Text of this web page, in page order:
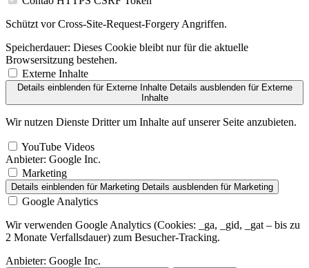
Schützt vor Cross-Site-Request-Forgery Angriffen.
Speicherdauer: Dieses Cookie bleibt nur für die aktuelle
Browsersitzung bestehen.
Externe Inhalte
Details einblendenfür Externe Inhalte Details ausblendenfür Externe
Inhalte
Wir nutzen Dienste Dritter um Inhalte auf unserer Seite anzubieten.
YouTube Videos
Anbieter: Google Inc.
Marketing
Details einblenden für Marketing Details ausblenden für Marketing
Google Analytics
Wir verwenden Google Analytics (Cookies: _ga, _gid, _gat – bis zu
2 Monate Verfallsdauer) zum Besucher-Tracking.
Anbieter: Google Inc.